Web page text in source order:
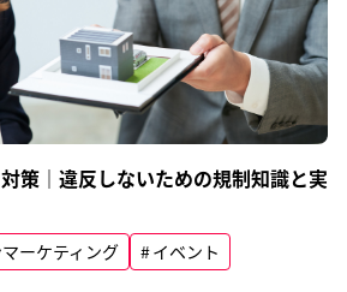
策｜違反しないための規制知識と実
ーケティング イベント